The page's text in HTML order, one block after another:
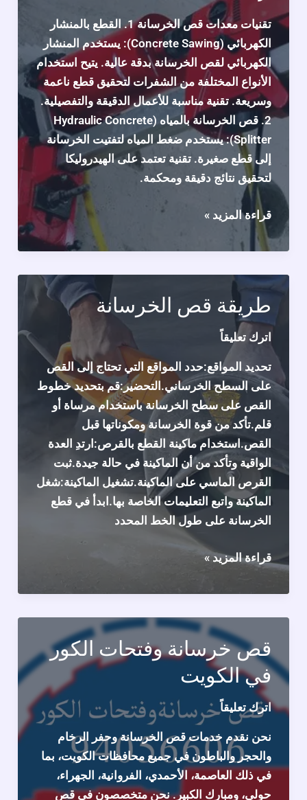
تقنيات معدات قص الخرسانة 1. القطع بالمنشار
الكهربائي (Concrete Sawing): يستخدم المنشار
الكهربائي لقص الخرسانة بدقة عالية. يتيح استخدام
الأنواع المختلفة من الشفرات لتحقيق قطع ناعمة
وسريعة. تقنية مناسبة للأعمال الدقيقة والتفصيلية.
2. قص الخرسانة بالمياه (Hydraulic Concrete
Splitter): يستخدم ضغط المياه لتفتيت الخرسانة
إلى قطع صغيرة. تقنية تعتمد على الهيدروليكا
لتحقيق نتائج دقيقة ومحكمة.
تقنيات
قص
الخرسانة
بالكويت
اتصل
بنا
الان
94056606
قراءة المزيد »
طريقة قص الخرسانة
اترك تعليقاً
تحديد المواقع:حدد المواقع التي تحتاج إلى القص
على السطح الخرساني.التحضير:قم بتحديد خطوط
القص على سطح الخرسانة باستخدام مرساة أو
قلم.تأكد من قوة الخرسانة ومكوناتها قبل
القص.استخدام ماكينة القطع بالقرص:ارتدِ العدة
الواقية وتأكد من أن الماكينة في حالة جيدة.ثبت
القرص الماسي على الماكينة.تشغيل الماكينة:شغل
الماكينة واتبع التعليمات الخاصة بها.ابدأ في قطع
الخرسانة على طول الخط المحدد
طريقة
الخرسانة
قراءة المزيد »
قص خرسانة وفتحات الكور
في الكويت
اترك تعليقاً
نحن نقدم خدمات قص الخرسانة وحفر الرخام
والحجر والباطون في جميع محافظات الكويت، بما
في ذلك العاصمة، الأحمدي، الفروانية، الجهراء،
حولي، ومبارك الكبير. نحن متخصصون في قص